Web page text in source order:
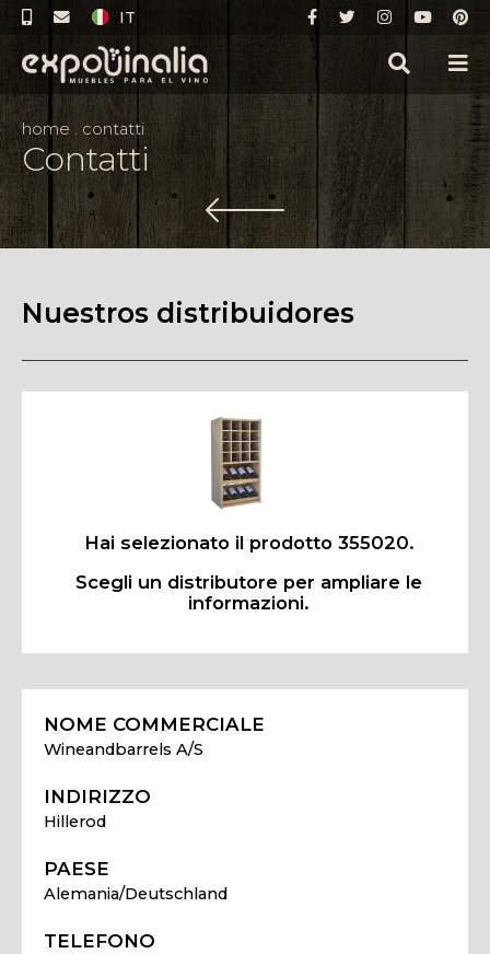
IT
home . contatti
Contatti
Nuestros distribuidores
Hai selezionato il prodotto 355020.
Scegli un distributore per ampliare le
informazioni.
NOME COMMERCIALE
Wineandbarrels A/S
INDIRIZZO
Hillerod
PAESE
Alemania/Deutschland
TELEFONO